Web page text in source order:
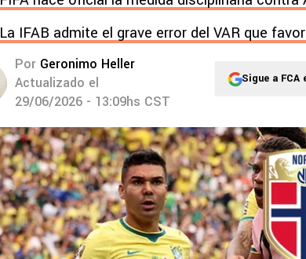
La IFAB admite el grave error del VAR que
Por Geronimo Heller
Actualizado el
29/06/2026 - 13:09hs CST
Sigue a FCA